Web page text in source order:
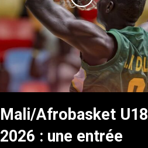
Mali/Afrobasket U18
2026 : une entrée